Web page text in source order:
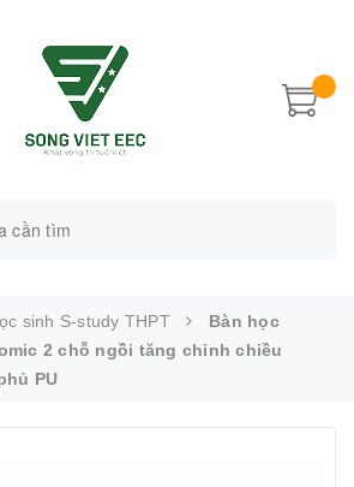
sinh S-study THPT
Bàn học
2 chỗ ngồi tăng chỉnh chiều
PU